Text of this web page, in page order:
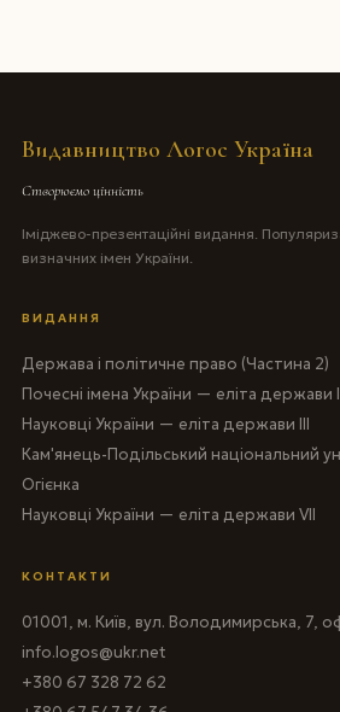
Видавництво Логос Україна
Створюємо цінність
Іміджево-презентаційні видання.
визначних імен України.
ВИДАННЯ
Держава і політичне право (Частина 2)
Почесні імена України — еліта держави
Науковці України — еліта держави III
Кам'янець-Подільський національний
Огієнка
Науковці України — еліта держави VII
КОНТАКТИ
01001, м. Київ, вул. Володимирська, 7,
info.logos@ukr.net
+380 67 328 72 62